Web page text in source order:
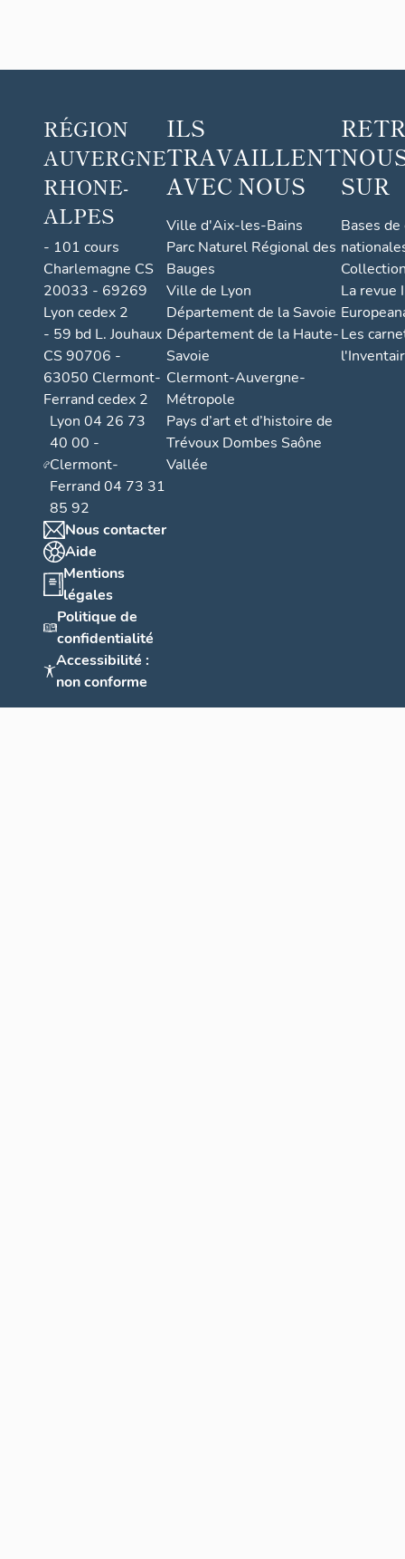
RÉGION
AUVERGNE
RHONE-
ALPES
- 101 cours
Charlemagne CS
20033 - 69269
Lyon cedex 2
- 59 bd L. Jouhaux
CS 90706 -
63050 Clermont-
Ferrand cedex 2
Lyon 04 26 73
40 00 -
Clermont-
Ferrand 04 73 31
85 92
Nous contacter
Aide
Mentions
légales
Politique de
confidentialité
Accessibilité :
non conforme
ILS
TRAVAILLENT
AVEC NOUS
Ville d'Aix-les-Bains
Parc Naturel Régional des
Bauges
Ville de Lyon
Département de la Savoie
Département de la Haute-
Savoie
Clermont-Auvergne-
Métropole
Pays d’art et d’histoire de
Trévoux Dombes Saône
Vallée
SUR
Bases
La revue
Les